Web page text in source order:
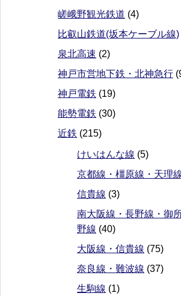
嵯峨野観光鉄道 (4)
比叡山鉄道(坂本ケーブル線)
泉北高速 (2)
神戸市営地下鉄・北神急行
神戸電鉄 (19)
能勢電鉄 (30)
近鉄 (215)
けいはんな線 (5)
京都線・橿原線・天理
信貴線 (3)
南大阪線・長野線・御
野線 (40)
大阪線・信貴線 (75)
奈良線・難波線 (37)
生駒線 (1)